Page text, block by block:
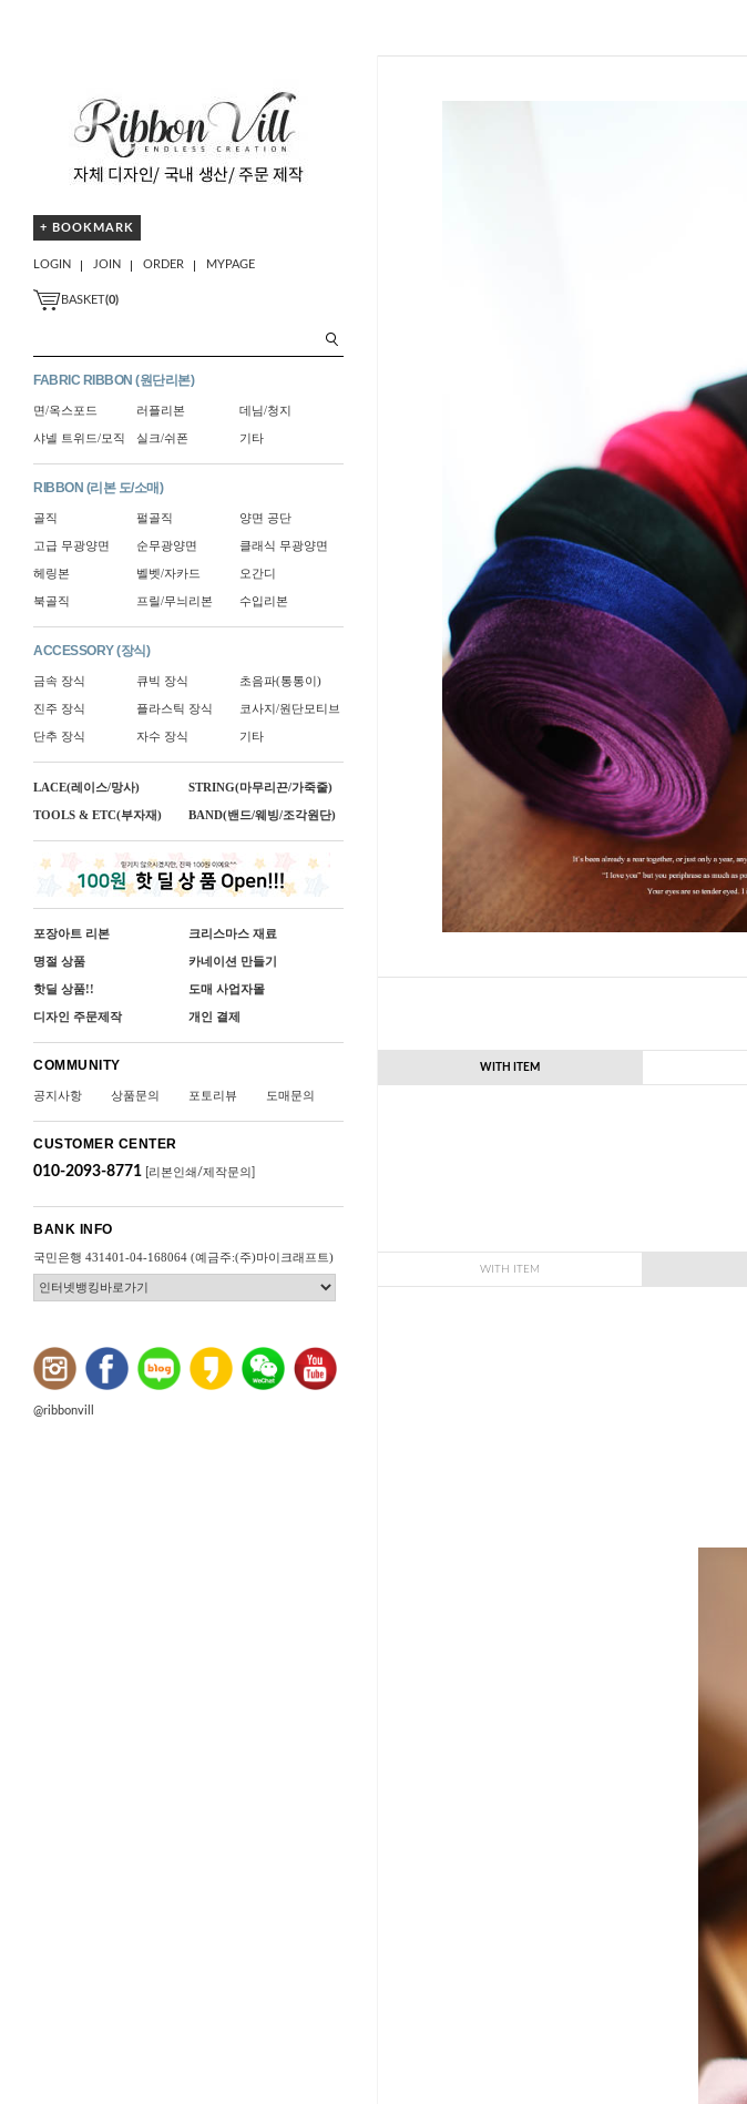
+ BOOKMARK
LOGIN JOIN ORDER MYPAGE
BASKET (0)
FABRIC RIBBON (원단리본)
면/옥스포드 러플리본 데님/청지
샤넬 트위드/모직 실크/쉬폰 기타
RIBBON (리본 도/소매)
골직 펄골직 양면 공단
고급 무광양면 순무광양면 클래식 무광양면
헤링본 벨벳/자카드 오간디
북골직 프릴/무늬리본 수입리본
ACCESSORY (장식)
금속 장식 큐빅 장식 초음파(통통이)
진주 장식 플라스틱 장식 코사지/원단모티브
단추 장식 자수 장식 기타
LACE(레이스/망사) STRING(마무리끈/가죽줄)
TOOLS & ETC(부자재) BAND(밴드/웨빙/조각원단)
포장아트 리본 크리스마스 재료
명절 상품 카네이션 만들기
핫딜 상품!! 도매 사업자몰
디자인 주문제작 개인 결제
COMMUNITY
공지사항 상품문의 포토리뷰 도매문의
CUSTOMER CENTER
010-2093-8771
[리본인쇄/제작문의]
BANK INFO
국민은행 431401-04-168064 (예금주:(주)마이크래프트)
@ribbonvill
WITH ITEM
WITH ITEM